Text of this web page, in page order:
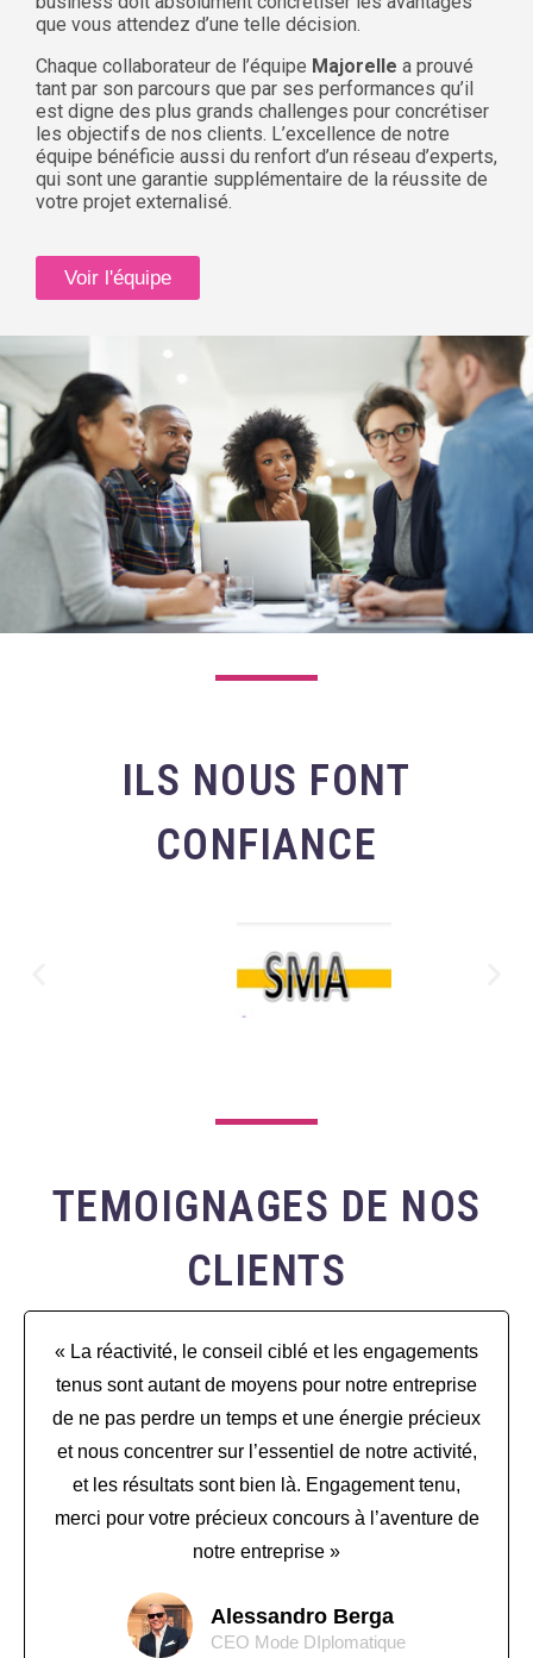
que vous attendez d’une telle décision.
Chaque collaborateur de l’équipe Majorelle a prouvé
tant par son parcours que par ses performances qu’il
est digne des plus grands challenges pour concrétiser
les objectifs de nos clients. L’excellence de notre
équipe bénéficie aussi du renfort d’un réseau d’experts,
qui sont une garantie supplémentaire de la réussite de
votre projet externalisé.
Voir l'équipe
ILS NOUS FONT
CONFIANCE
TEMOIGNAGES DE NOS
CLIENTS
« La réactivité, le conseil ciblé et les engagements
tenus sont autant de moyens pour notre entreprise
de ne pas perdre un temps et une énergie précieux
et nous concentrer sur l’essentiel de notre activité,
et les résultats sont bien là. Engagement tenu,
merci pour votre précieux concours à l’aventure de
notre entreprise »
Alessandro Berga
CEO Mode DIplomatique